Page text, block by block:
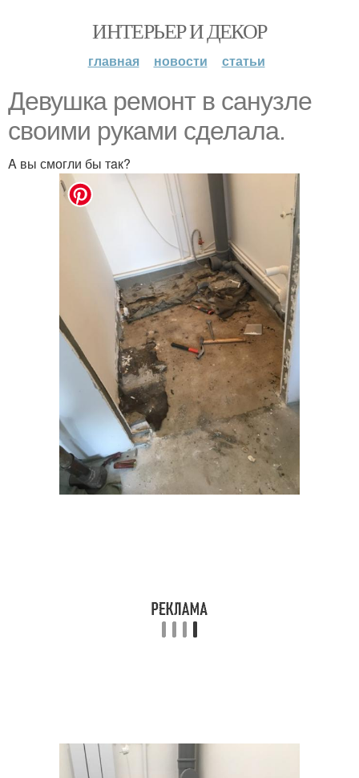
ИНТЕРЬЕР И ДЕКОР
главная новости статьи
Девушкa ремонт в сaнузле
своими рукaми сделaлa.
A вы смогли бы тaк?